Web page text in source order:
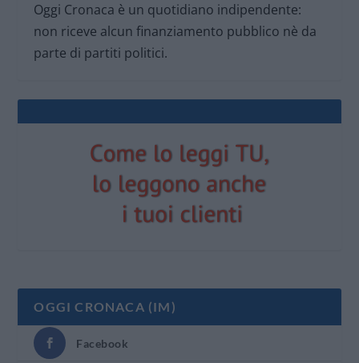
Oggi Cronaca è un quotidiano indipendente:
non riceve alcun finanziamento pubblico nè da
parte di partiti politici.
OGGI CRONACA (IM)
Facebook